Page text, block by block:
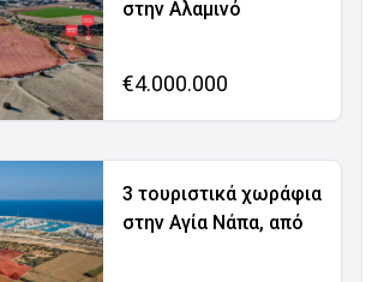
στην Αλαμινό
€4.000.000
3 τουριστικά χωράφια
στην Αγία Νάπα, από